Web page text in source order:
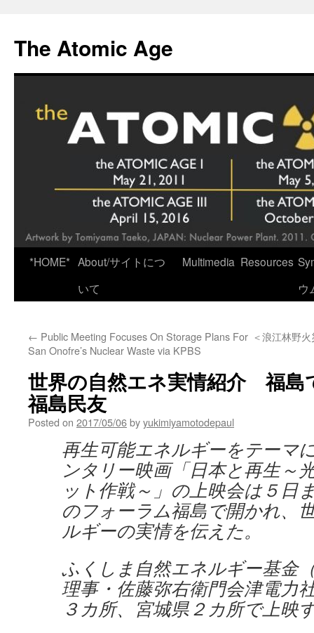
content
The Atomic Age
*HOME* About/サイトにつ
いて
Multimedia Resources
ウ
← Public Meeting Focuses On Storage Plans For
San Onofre’s Nuclear Waste via KPBS
＜浪江林野
世界の自然エネ実情紹介 福島
福島民友
Posted on 2017/05/06byyukimiyamotodepaul
再生可能エネルギーをテーマ
ンタリー映画「日本と再生～
ット作戦～」の上映会は５日
のフォーラム福島で開かれ、
ルギーの実情を伝えた。
ふくしま自然エネルギー基金
理事・佐藤弥右衛門会津電力
３カ所、宮城県２カ所で上映